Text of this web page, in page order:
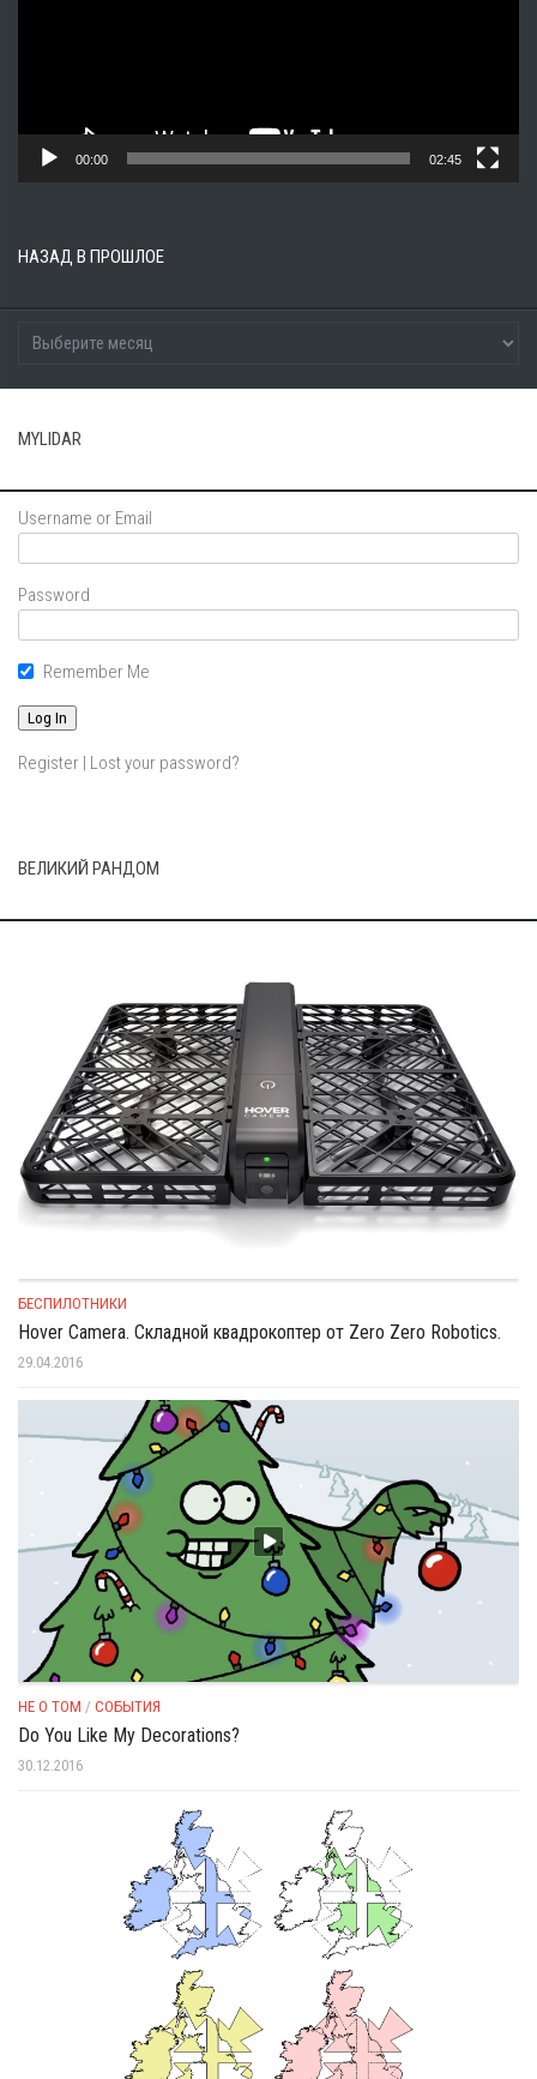
00:00 02:45
НАЗАД В ПРОШЛОЕ
MYLIDAR
Username or Email
Password
Remember Me
Register | Lost your password?
ВЕЛИКИЙ РАНДОМ
БЕСПИЛОТНИКИ
Hover Camera. Складной квадрокоптер от Zero Zero Robotics.
29.04.2016
НЕ О ТОМ / СОБЫТИЯ
Do You Like My Decorations?
30.12.2016